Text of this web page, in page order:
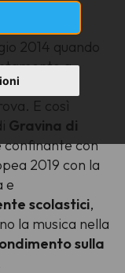
2014 quando
a
passate
E così
Gravina di
confinante con
2019 con la
e
scolastici,
la musica nella
sulla